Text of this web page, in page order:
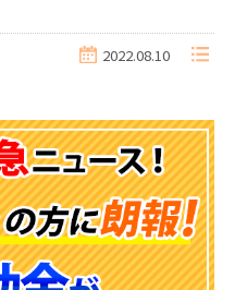
2022.08.10